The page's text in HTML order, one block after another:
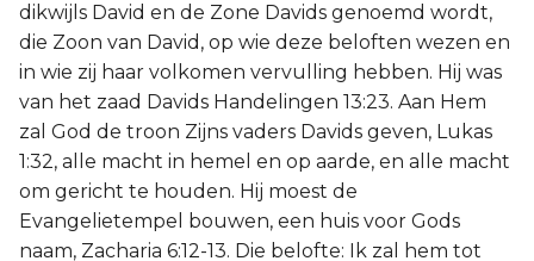
dikwijls David en de Zone Davids genoemd wordt,
die Zoon van David, op wie deze beloften wezen en
in wie zij haar volkomen vervulling hebben. Hij was
van het zaad Davids Handelingen 13:23. Aan Hem
zal God de troon Zijns vaders Davids geven, Lukas
1:32, alle macht in hemel en op aarde, en alle macht
om gericht te houden. Hij moest de
Evangelietempel bouwen, een huis voor Gods
naam, Zacharia 6:12-13. Die belofte: Ik zal hem tot